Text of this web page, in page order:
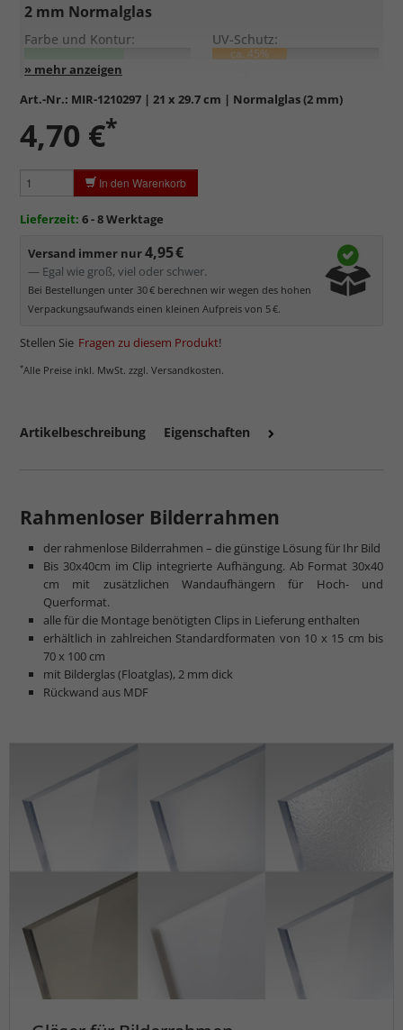
2 mm Normalglas
Farbe und Kontur: UV-Schutz:
ca. 45%
Entspiegelung:
Standardglas
Formstabil, preiswert, witterungs- und hitzebeständig
Reflektierende Oberfläche
Minimaler UV-Schutz von ca. 45%
Schutz des Bildes.
Normalglas hat eine leichte Grünfärbung
, wodurch es im
Bereich der Weißtöne zu einem dezenten Grünschimmer
kommt. Für Bilder mit hellen Farben empfehlen wir Kunst- oder
mehr zum Normalglas
Art.-Nr.: MIR-1210297 | 21 x 29.7 cm | Normalglas (2 mm)
4,70 €*
In den Warenkorb
Lieferzeit: 6 - 8 Werktage
Versand immer nur4,95 €
— Egal wie groß, viel oder schwer.
Bei Bestellungen unter 30 € berechnen wir wegen des hohen
Verpackungsaufwands einen kleinen Aufpreis von 5 €.
Stellen Sie Fragen zu diesem Produkt!
*Alle Preise inkl. MwSt. zzgl. Versandkosten.
Artikelbeschreibung Eigenschaften
Rahmenloser Bilderrahmen
der rahmenlose Bilderrahmen – die günstige Lösung für Ihr Bild
Bis 30x40cm im Clip integrierte Aufhängung. Ab Format 30x40
cm mit zusätzlichen Wandaufhängern für Hoch- und
Querformat.
alle für die Montage benötigten Clips in Lieferung enthalten
erhältlich in zahlreichen Standardformaten von 10 x 15 cm bis
70 x 100 cm
mit Bilderglas (Floatglas), 2 mm dick
Rückwand aus MDF